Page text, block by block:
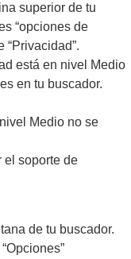
superior de tu
“opciones de
“Privacidad”.
está en nivel Medio
en tu buscador.
Medio no se
el soporte de
de tu buscador.